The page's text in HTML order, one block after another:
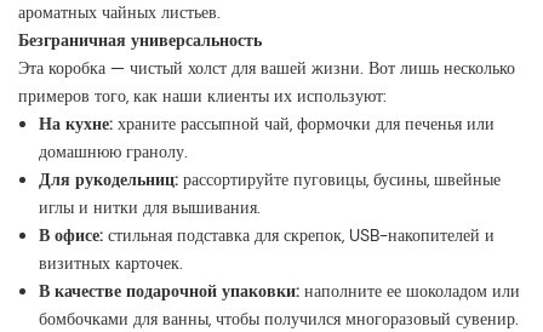
ароматных чайных листьев.
Безграничная универсальность
Эта коробка — чистый холст для вашей жизни. Вот лишь несколько
примеров того, как наши клиенты их используют:
На кухне:храните рассыпной чай, формочки для печенья или
домашнюю гранолу.
Для рукодельниц:рассортируйте пуговицы, бусины, швейные
иглы и нитки для вышивания.
В офисе:стильная подставка для скрепок, USB-накопителей и
визитных карточек.
В качестве подарочной упаковки:наполните ее шоколадом или
бомбочками для ванны, чтобы получился многоразовый сувенир.